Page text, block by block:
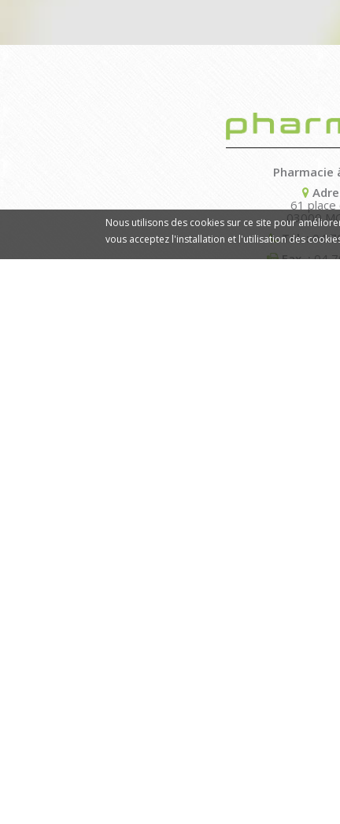
Pharmacie
61 place
03000
Tél. :04
Fax. :04
Nous utilisons des cookies sur ce site pour
vous acceptez l'installation et l'utilisation des